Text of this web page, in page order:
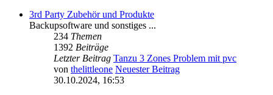
3rd Party Zubehör und Produkte
Backupsoftware und sonstiges ...
234 Themen
1392 Beiträge
Letzter Beitrag Tanzu 3 Zones Problem mit pvc
von thelittleone Neuester Beitrag
30.10.2024, 16:53